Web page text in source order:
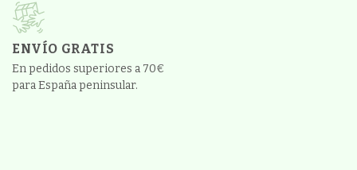
ENVÍO GRATIS
En pedidos superiores a 70€
para España peninsular.